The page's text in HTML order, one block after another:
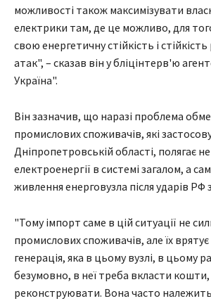
можливості також максимізувати
електрики там, де це можливо, для
свою енергетичну стійкість і
атак", – сказав він у бліцінтерв'ю
Україна".
Він зазначив, що наразі проблема
промислових споживачів, які
Дніпропетровській області, полягає не
електроенергії в системі загалом, а
живлення енерговузла після ударів РФ
"Тому імпорт саме в цій ситуації не
промислових споживачів, але їх
генерація, яка в цьому вузлі, в цьому
безумовно, в неї треба вкласти кошти,
реконструювати. Вона часто